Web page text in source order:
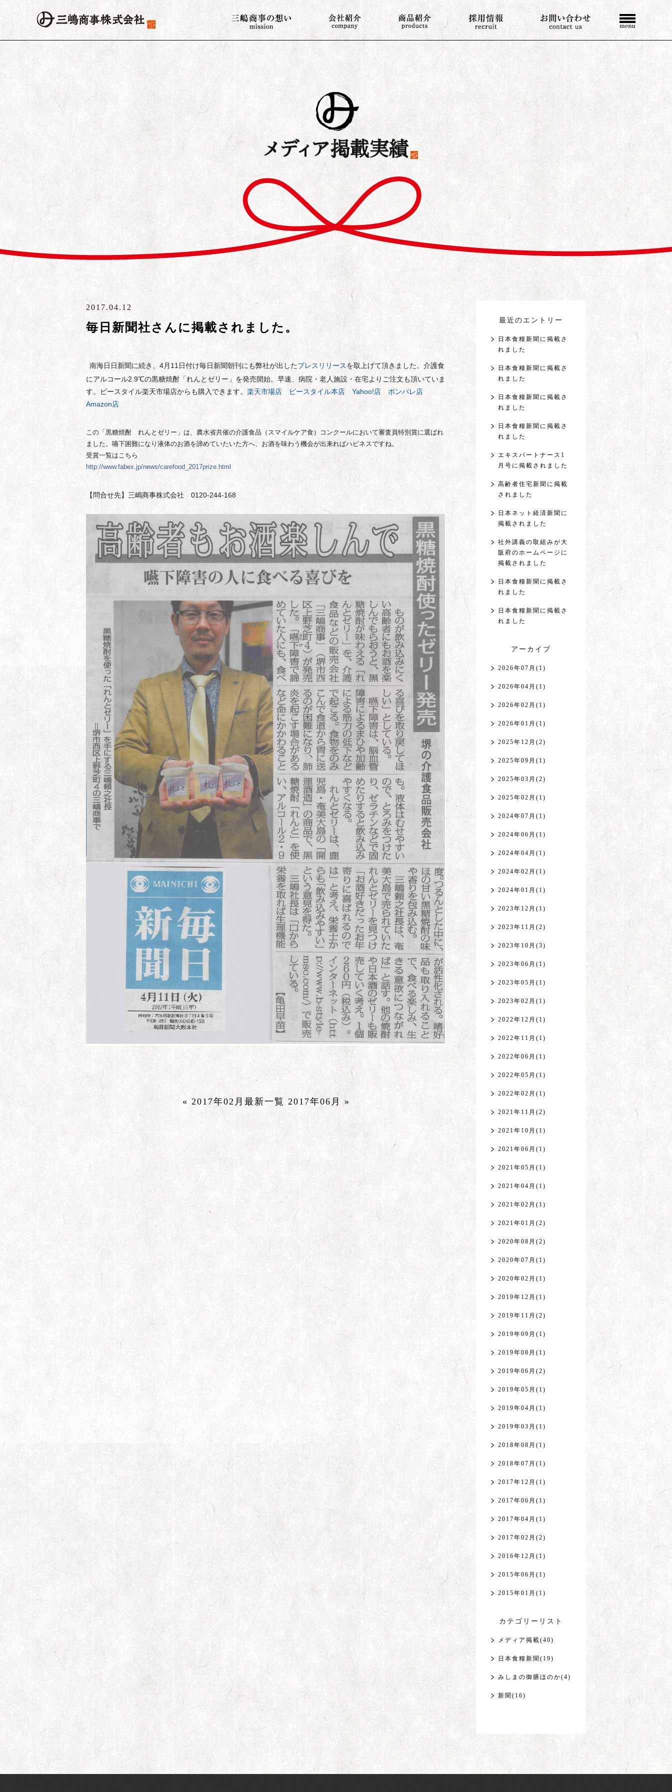
2017.04.12
毎日新聞社さんに掲載されました。
南海日日新聞に続き、4月11日付け毎日新聞朝刊にも弊社が出したプレスリリースを取上げて頂きました。介護食
にアルコール2.9℃の黒糖焼酎「れんとゼリー」を発売開始。早速、病院・老人施設・在宅よりご注文も頂いていま
す。ビースタイル楽天市場店からも購入できます。 楽天市場店 ビースタイル本店 Yahoo!店
ポンパレ店
Amazon店
この「黒糖焼酎 れんとゼリー」は、農水省共催の介護食品（スマイルケア食）コンクールにおいて審査員特別賞に選ばれ
ました。嚥下困難になり液体のお酒を諦めていたいた方へ、お酒を味わう機会が出来ればハピネスですね。
受賞一覧はこちら
http://www.fabex.jp/news/carefood_2017prize.html
【問合せ先】三嶋商事株式会社　0120-244-168
« 2017年02月 最新一覧 2017年06月 »
最近のエントリー
日本食糧新聞に掲載さ
れました
日本食糧新聞に掲載さ
れました
日本食糧新聞に掲載さ
れました
日本食糧新聞に掲載さ
れました
エキスパートナース1
月号に掲載されました
高齢者住宅新聞に掲載
されました
日本ネット経済新聞に
掲載されました
社外講義の取組みが大
阪府のホームページに
掲載されました
日本食糧新聞に掲載さ
れました
日本食糧新聞に掲載さ
れました
アーカイブ
2026年07月(1)
2026年04月(1)
2026年02月(1)
2026年01月(1)
2025年12月(2)
2025年09月(1)
2025年03月(2)
2025年02月(1)
2024年07月(1)
2024年06月(1)
2024年04月(1)
2024年02月(1)
2024年01月(1)
2023年12月(1)
2023年11月(2)
2023年10月(3)
2023年06月(1)
2023年05月(1)
2023年02月(1)
2022年12月(1)
2022年11月(1)
2022年06月(1)
2022年05月(1)
2022年02月(1)
2021年11月(2)
2021年10月(1)
2021年06月(1)
2021年05月(1)
2021年04月(1)
2021年02月(1)
2021年01月(2)
2020年08月(2)
2020年07月(1)
2020年02月(1)
2019年12月(1)
2019年11月(2)
2019年09月(1)
2019年08月(1)
2019年06月(2)
2019年05月(1)
2019年04月(1)
2019年03月(1)
2018年08月(1)
2018年07月(1)
2017年12月(1)
2017年06月(1)
2017年04月(1)
2017年02月(2)
2016年12月(1)
2015年06月(1)
2015年01月(1)
カテゴリーリスト
メディア掲載(40)
日本食糧新聞(19)
みしまの御膳ほのか(4)
新聞(16)